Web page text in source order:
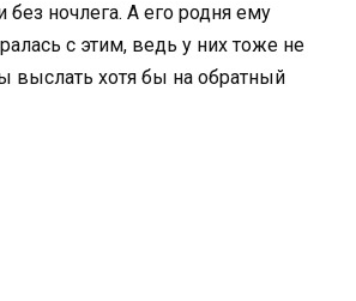
без ночлега. А его родня ему
с этим, ведь у них тоже не
выслать хотя бы на обратный